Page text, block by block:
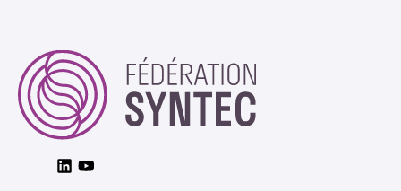
LinkedinYoutube